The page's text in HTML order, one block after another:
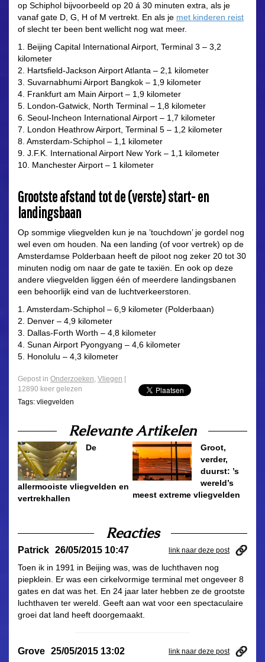
op Schiphol bijvoorbeeld op 20 á 30 minuten extra, als je
vanaf gate D, G, H of M vertrekt. En als je met kinderen reist
of slecht ter been bent wellicht nog wat meer.
1. Beijing Capital International Airport, Terminal 3 – 3,2
kilometer
2. Hartsfield-Jackson Airport Atlanta – 2,1 kilometer
3. Suvarnabhumi Airport Bangkok – 1,9 kilometer
4. Frankfurt am Main Airport – 1,9 kilometer
5. London-Gatwick, North Terminal – 1,8 kilometer
6. Seoul-Incheon International Airport – 1,7 kilometer
7. London Heathrow Airport, Terminal 5 – 1,2 kilometer
8. Amsterdam-Schiphol – 1,1 kilometer
9. J.F.K. International Airport New York – 1,1 kilometer
10. Manchester Airport – 1 kilometer
Grootste afstand tot de (verste) start- en
landingsbaan
Op sommige vliegvelden kun je na ’touchdown’ je gordel nog
wel even om houden. Na een landing (of voor vertrek) op de
Amsterdamse Polderbaan heeft de piloot nog zeker 20 tot 30
minuten nodig om naar de gate te taxiën. En ook op deze
andere vliegvelden liggen één of meerdere landingsbanen
een behoorlijk eind van de luchtverkeerstoren.
1. Amsterdam-Schiphol – 6,9 kilometer (Polderbaan)
2. Denver – 4,9 kilometer
3. Dallas-Forth Worth – 4,8 kilometer
4. Sunan Airport Pyongyang – 4,6 kilometer
5. Honolulu – 4,3 kilometer
Gepost in Onderzoeken, Vliegen
12890 keer gelezen
Tags: vliegvelden
Relevante Artikelen
De
allermooiste vliegvelden en
vertrekhallen
Groot,
verder,
duurst: ’s
wereld’s
meest extreme vliegvelden
Reacties
Patrick 26/05/2015 10:47 link naar deze post
Toen ik in 1991 in Beijing was, was de luchthaven nog
piepklein. Er was een cirkelvormige terminal met ongeveer 8
gates en dat was het. En 24 jaar later hebben ze de grootste
luchthaven ter wereld. Geeft aan wat voor een spectaculaire
groei dat land heeft doorgemaakt.
Grove 25/05/2015 13:02 link naar deze post